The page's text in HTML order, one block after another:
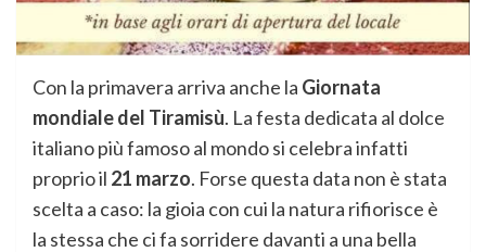
Con la primavera arriva anche la Giornata
mondiale del Tiramisù. La festa dedicata al dolce
italiano più famoso al mondo si celebra infatti
proprio il 21 marzo. Forse questa data non è stata
scelta a caso: la gioia con cui la natura rifiorisce è
la stessa che ci fa sorridere davanti a una bella